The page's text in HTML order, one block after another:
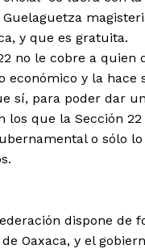
y que es gratuita.
no le cobre a
y la hace
sí, para poder dar
que la Sección
o sólo
dispone
Oaxaca, y el